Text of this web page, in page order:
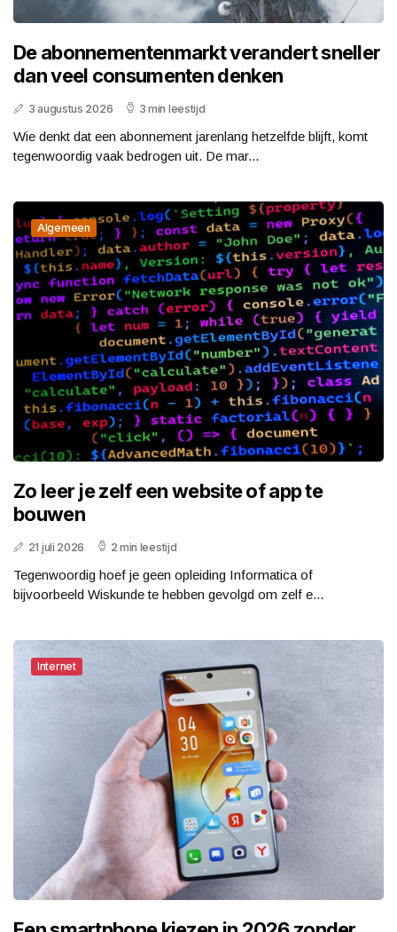
De abonnementenmarkt verandert sneller
dan veel consumenten denken
3 augustus 2026 3 min leestijd
Wie denkt dat een abonnement jarenlang hetzelfde blijft, komt
tegenwoordig vaak bedrogen uit. De mar...
Algemeen
Zo leer je zelf een website of app te
bouwen
21 juli 2026 2 min leestijd
Tegenwoordig hoef je geen opleiding Informatica of
bijvoorbeeld Wiskunde te hebben gevolgd om zelf e...
Internet